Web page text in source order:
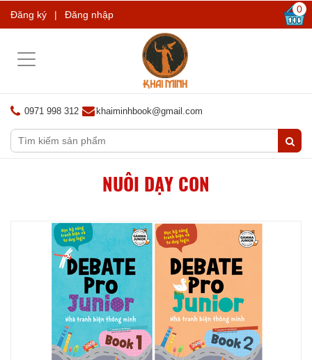
Đăng ký | Đăng nhập 0
Toggle
0971 998 312 khaiminhbook@gmail.com
NUÔI DẠY CON